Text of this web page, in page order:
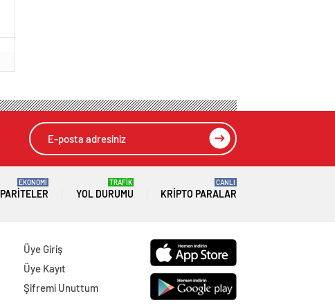
PARITELER
EKONOMİ
YOL DURUMU
TRAFİK
KRIPTO PARALAR
CANLI
Üye Giriş
Üye Kayıt
Şifremi Unuttum